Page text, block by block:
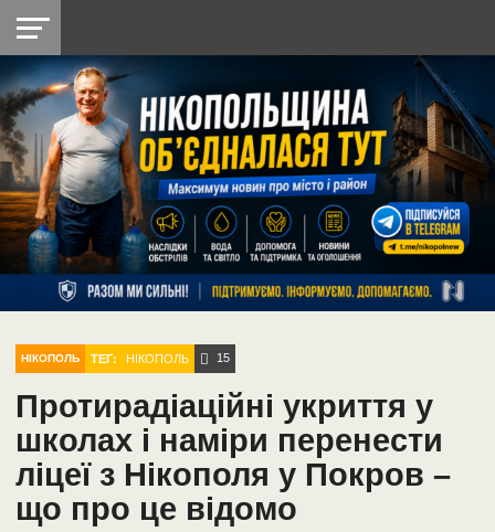
НІКОПОЛЬ
РАЙОН
СІЧЕСЛАВСЬКА
УКРАЇНА
РЕТРО
НІКОПОЛЬ
ЛАЙТ
УКРАЇНА
ДОПОМОГА
РАДІО
НІКОПОЛЬ ТЕГ: НІКОПОЛЬ 15
Протирадіаційні укриття у
школах і наміри перенести
ліцеї з Нікополя у Покров –
що про це відомо